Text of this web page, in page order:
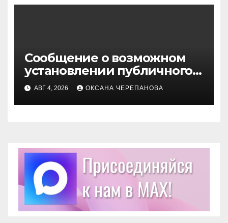
Сообщение о возможном
установлении публичного
сервитута
АВГ 4, 2026 ОКСАНА ЧЕРЕПАНОВА